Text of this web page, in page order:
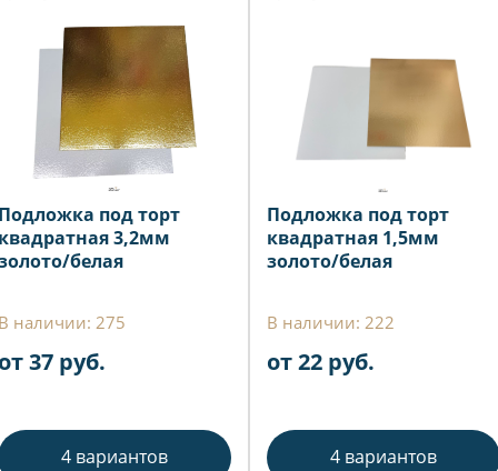
под торт
3,2мм
белая
наличии: 275
37 руб.
4 вариантов
Подложка под торт
квадратная 1,5мм
золото/белая
В наличии: 222
от 22 руб.
4 вариантов